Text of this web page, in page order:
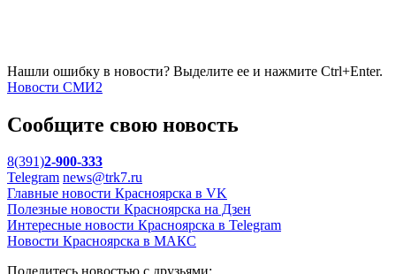
Нашли ошибку в новости? Выделите ее и нажмите Ctrl+Enter.
Новости СМИ2
Сообщите свою новость
8(391)2-900-333
Telegram news@trk7.ru
Главные новости Красноярска в VK
Полезные новости Красноярска на Дзен
Интересные новости Красноярска в Telegram
Новости Красноярска в МАКС